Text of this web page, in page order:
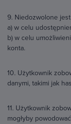
9. Niedozwolone
a) w celu
b) w celu
konta.
10. Użytkownik
danymi, takimi jak
11. Użytkownik
mogłyby